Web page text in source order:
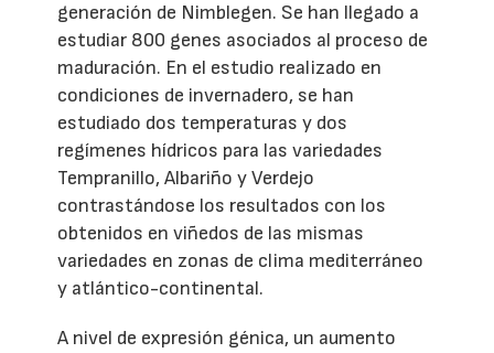
generación de Nimblegen. Se han llegado a
estudiar 800 genes asociados al proceso de
maduración. En el estudio realizado en
condiciones de invernadero, se han
estudiado dos temperaturas y dos
regímenes hídricos para las variedades
Tempranillo, Albariño y Verdejo
contrastándose los resultados con los
obtenidos en viñedos de las mismas
variedades en zonas de clima mediterráneo
y atlántico-continental.
A nivel de expresión génica, un aumento